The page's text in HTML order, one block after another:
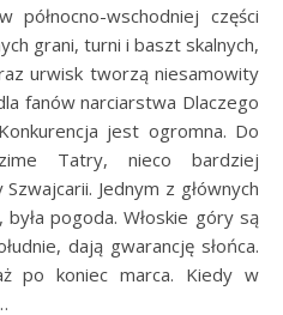
północno-wschodniej części
grani, turni i baszt skalnych,
urwisk tworzą niesamowity
fanów narciarstwa Dlaczego
jest ogromna. Do
Tatry, nieco bardziej
Jednym z głównych
pogoda. Włoskie góry są
dają gwarancję słońca.
po koniec marca. Kiedy w